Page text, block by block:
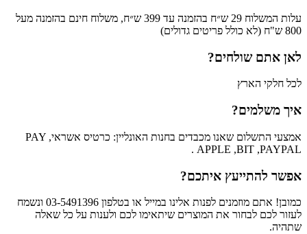
עלות המשלוח 29 ש״ח בהזמנה עד 399 ש״ח, משלוח חינם בהזמנה מעל
800 ש"ח (לא כולל פריטים גדולים)
לאן אתם שולחים?
לכל חלקי הארץ
איך משלמים?
אמצעי התשלום שאנו מכבדים בחנות האונליין: כרטיס אשראי, PAY
APPLE ,BIT ,PAYPAL .
אפשר להתייעץ איתכם?
כמובן! אתם מוזמנים לפנות אלינו במייל או בטלפון 03-5491396 ונשמח
לעזור לכם לבחור את המוצרים שיתאימו לכם ולענות על כל שאלה
שתהיה.